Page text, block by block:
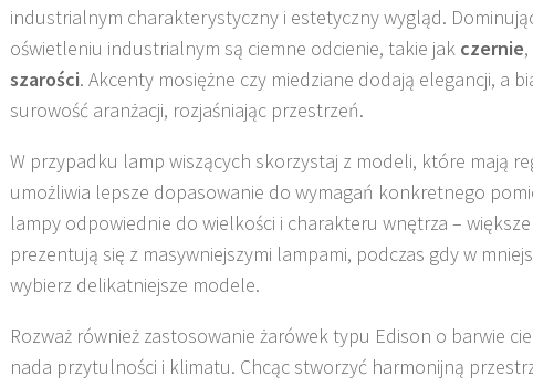
industrialnym charakterystyczny i estetyczny wygląd.
oświetleniu industrialnym są ciemne odcienie, takie jak czernie,
szarości. Akcenty mosiężne czy miedziane dodają elegancji, a
surowość aranżacji, rozjaśniając przestrzeń.
W przypadku lamp wiszących skorzystaj z modeli, które mają
umożliwia lepsze dopasowanie do wymagań konkretnego
lampy odpowiednie do wielkości i charakteru wnętrza –
prezentują się z masywniejszymi lampami, podczas gdy w
wybierz delikatniejsze modele.
Rozważ również zastosowanie żarówek typu Edison o barwie
nada przytulności i klimatu. Chcąc stworzyć harmonijną